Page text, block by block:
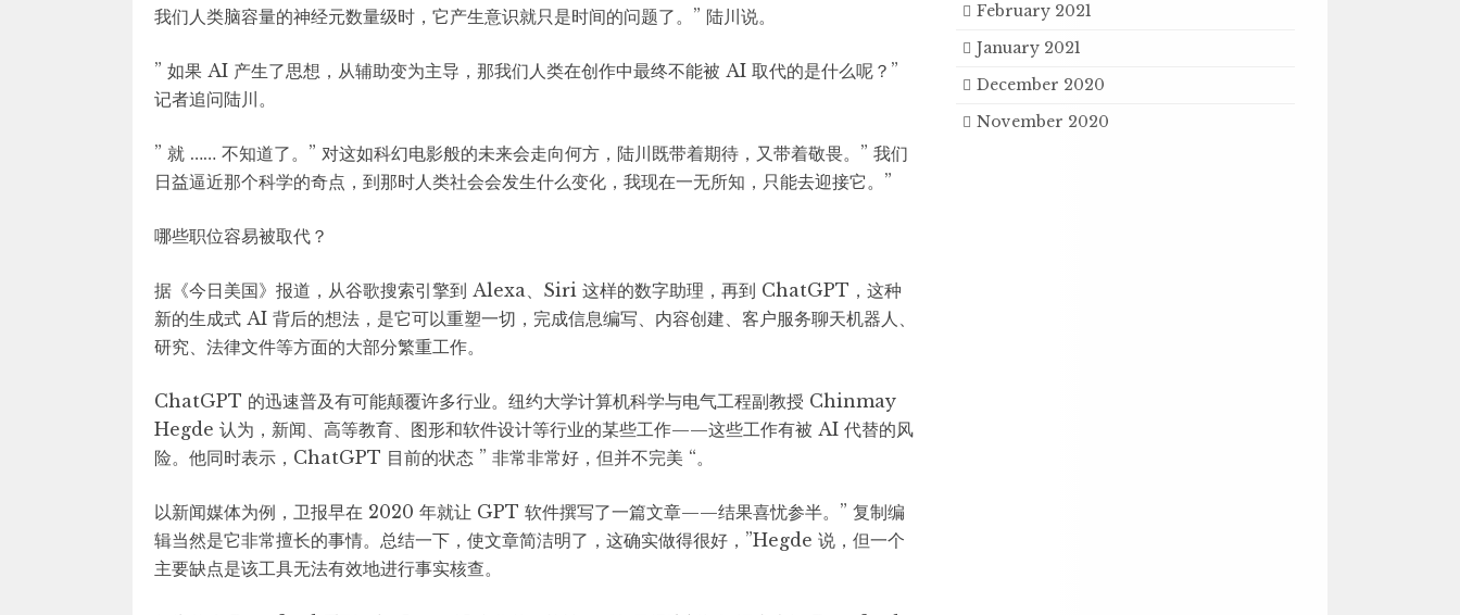
我们人类脑容量的神经元数量级时，它产生意识就只是时间的问题了。” 陆川说。
” 如果 AI 产生了思想，从辅助变为主导，那我们人类在创作中最终不能被 AI 取代的是什么呢？”
记者追问陆川。
” 就 …… 不知道了。” 对这如科幻电影般的未来会走向何方，陆川既带着期待，又带着敬畏。” 我们
日益逼近那个科学的奇点，到那时人类社会会发生什么变化，我现在一无所知，只能去迎接它。”
哪些职位容易被取代？
据《今日美国》报道，从谷歌搜索引擎到 Alexa、Siri 这样的数字助理，再到 ChatGPT，这种
新的生成式 AI 背后的想法，是它可以重塑一切，完成信息编写、内容创建、客户服务聊天机器人、
研究、法律文件等方面的大部分繁重工作。
ChatGPT 的迅速普及有可能颠覆许多行业。纽约大学计算机科学与电气工程副教授 Chinmay
Hegde 认为，新闻、高等教育、图形和软件设计等行业的某些工作——这些工作有被 AI 代替的风
险。他同时表示，ChatGPT 目前的状态 ” 非常非常好，但并不完美 “。
以新闻媒体为例，卫报早在 2020 年就让 GPT 软件撰写了一篇文章——结果喜忧参半。” 复制编
辑当然是它非常擅长的事情。总结一下，使文章简洁明了，这确实做得很好，”Hegde 说，但一个
主要缺点是该工具无法有效地进行事实核查。
February 2021
January 2021
December 2020
November 2020